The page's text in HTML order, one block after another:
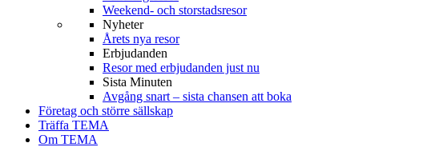
Weekend- och storstadsresor
Nyheter
Årets nya resor
Erbjudanden
Resor med erbjudanden just nu
Sista Minuten
Avgång snart – sista chansen att boka
Företag och större sällskap
Träffa TEMA
Om TEMA